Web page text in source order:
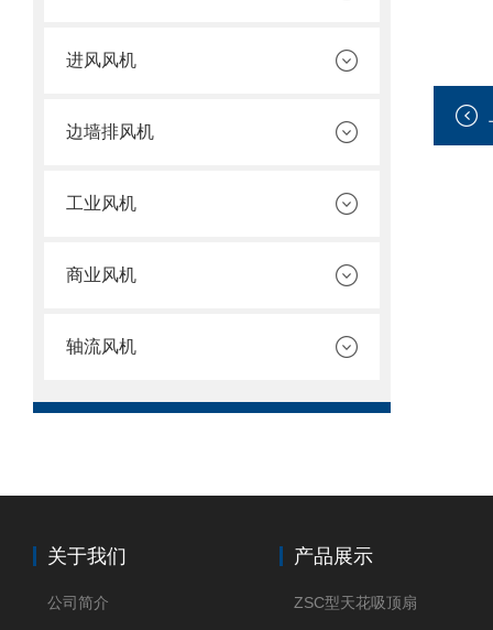
进风风机
边墙排风机
工业风机
商业风机
轴流风机
关于我们
公司简介
产品展示
ZSC型天花吸顶扇